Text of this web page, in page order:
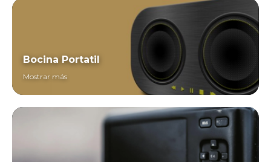
Bocina Portatil
Mostrar más